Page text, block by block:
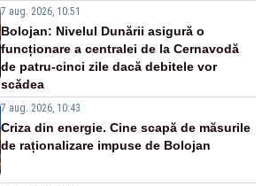
7 aug. 2026, 10:51
Bolojan: Nivelul Dunării asigură o
funcționare a centralei de la Cernavodă
de patru-cinci zile dacă debitele vor
scădea
7 aug. 2026, 10:43
Criza din energie. Cine scapă de măsurile
de raționalizare impuse de Bolojan